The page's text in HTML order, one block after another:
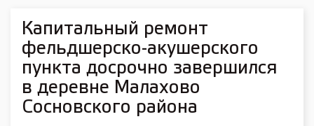
Капитальный ремонт
фельдшерско-акушерского
пункта досрочно завершился
в деревне Малахово
Сосновского района